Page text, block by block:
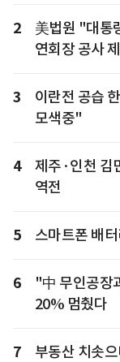
2
美법원 "대통
연회장 공사
3
이란전 공습
모색중"
4
제주·인천 김
역전
5 스마트폰 배
6
"中 무인공장
20% 멈췄다
7 부동산 치솟